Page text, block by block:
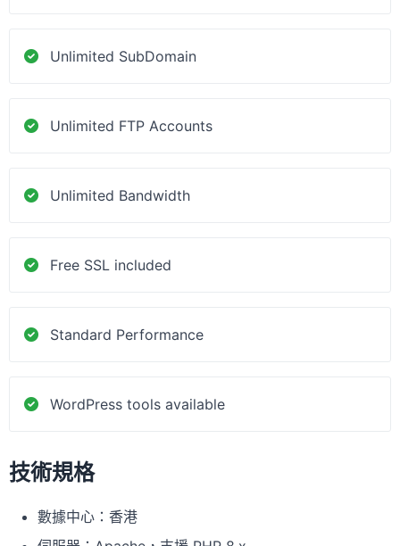
Unlimited SubDomain
Unlimited FTP Accounts
Unlimited Bandwidth
Free SSL included
Standard Performance
WordPress tools available
技術規格
數據中心：香港